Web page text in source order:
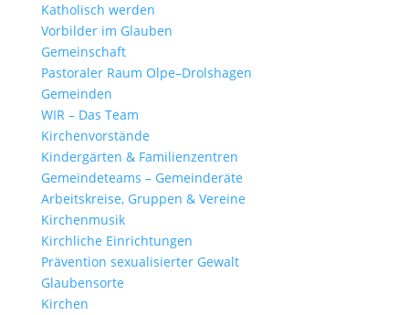
Katho­lisch werden
Vorbilder im Glauben
Gemein­schaft
Pasto­raler Raum Olpe–Drolshagen
Gemeinden
WIR – Das Team
Kirchen­vor­stände
Kinder­gärten & Familienzentren
Gemein­de­teams – Gemeinderäte
Arbeits­kreise, Gruppen & Vereine
Kirchen­musik
Kirch­liche Einrichtungen
Präven­tion sexua­li­sierter Gewalt
Glau­ben­s­orte
Kirchen